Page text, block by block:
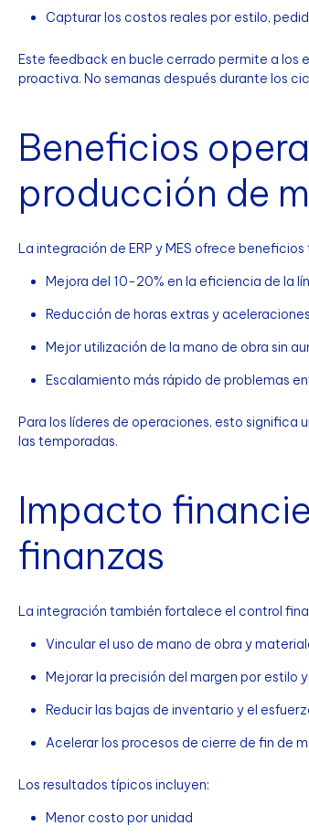
Capturar los costos reales por estilo,
Este feedback en bucle cerrado permite a los
proactiva. No semanas después durante los
Beneficios
producción de
La integración de ERP y MES ofrece
Mejora del 10-20% en la eficiencia de la
Reducción de horas extras y
Mejor utilización de la mano de obra sin
Escalamiento más rápido de problemas
Para los líderes de operaciones, esto significa
las temporadas.
Impacto
finanzas
La integración también fortalece el control
Vincular el uso de mano de obra y
Mejorar la precisión del margen por estilo
Reducir las bajas de inventario y el
Acelerar los procesos de cierre de fin de
Los resultados típicos incluyen:
Menor costo por unidad